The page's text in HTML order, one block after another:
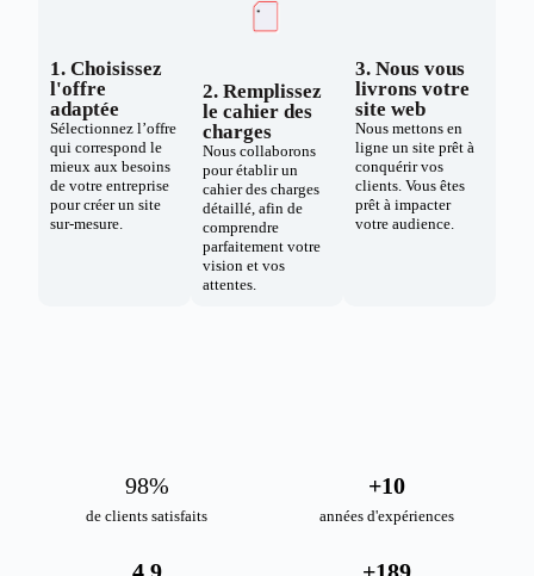
1. Choisissez
l'offre
adaptée
Sélectionnez l’offre
qui correspond le
mieux aux besoins
de votre entreprise
pour créer un site
sur-mesure.
2. Remplissez
le cahier des
charges
Nous collaborons
pour établir un
cahier des charges
détaillé, afin de
comprendre
parfaitement votre
vision et vos
attentes.
3. Nous vous
livrons votre
site web
Nous mettons en
ligne un site prêt à
conquérir vos
clients. Vous êtes
prêt à impacter
votre audience.
de clients satisfaits
98%
années d'expériences
+10